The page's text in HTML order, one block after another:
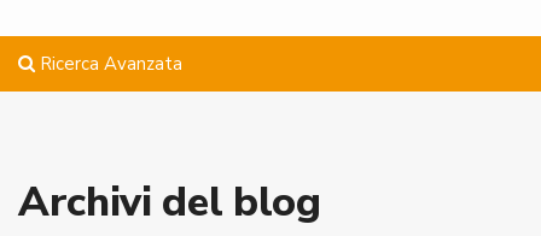
Ricerca Avanzata
Archivi del blog